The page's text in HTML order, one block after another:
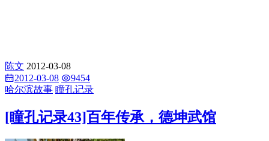
陈文 2012-03-08
2012-03-08
9454
哈尔滨故事 瞳孔记录
[瞳孔记录43]百年传承，德坤武馆